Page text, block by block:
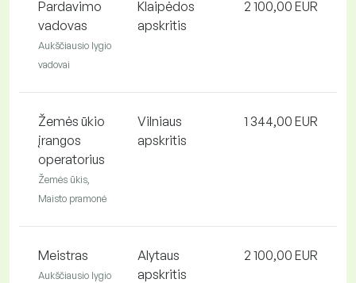
Pardavimo
vadovas
Aukščiausio lygio
vadovai
Klaipėdos
apskritis
2 100,00 EUR
Žemės ūkio
įrangos
operatorius
Žemės ūkis,
Maisto pramonė
Vilniaus
apskritis
1 344,00 EUR
Meistras
Aukščiausio lygio
Alytaus
apskritis
2 100,00 EUR